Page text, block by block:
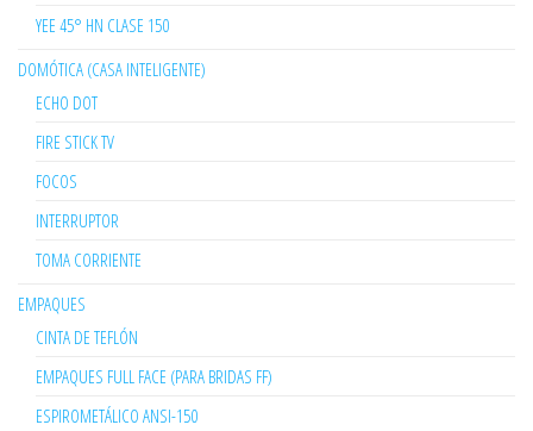
YEE 45° HN CLASE 150
DOMÓTICA (CASA INTELIGENTE)
ECHO DOT
FIRE STICK TV
FOCOS
INTERRUPTOR
TOMA CORRIENTE
EMPAQUES
CINTA DE TEFLÓN
EMPAQUES FULL FACE (PARA BRIDAS FF)
ESPIROMETÁLICO ANSI-150